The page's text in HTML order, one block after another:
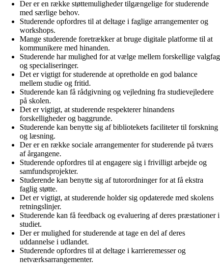
Der er en række støttemuligheder tilgængelige for studerende
med særlige behov.
Studerende opfordres til at deltage i faglige arrangementer og
workshops.
Mange studerende foretrækker at bruge digitale platforme til at
kommunikere med hinanden.
Studerende har mulighed for at vælge mellem forskellige valgfag
og specialiseringer.
Det er vigtigt for studerende at opretholde en god balance
mellem studie og fritid.
Studerende kan få rådgivning og vejledning fra studievejledere
på skolen.
Det er vigtigt, at studerende respekterer hinandens
forskelligheder og baggrunde.
Studerende kan benytte sig af bibliotekets faciliteter til forskning
og læsning.
Der er en række sociale arrangementer for studerende på tværs
af årgangene.
Studerende opfordres til at engagere sig i frivilligt arbejde og
samfundsprojekter.
Studerende kan benytte sig af tutorordninger for at få ekstra
faglig støtte.
Det er vigtigt, at studerende holder sig opdaterede med skolens
retningslinjer.
Studerende kan få feedback og evaluering af deres præstationer i
studiet.
Der er mulighed for studerende at tage en del af deres
uddannelse i udlandet.
Studerende opfordres til at deltage i karrieremesser og
netværksarrangementer.